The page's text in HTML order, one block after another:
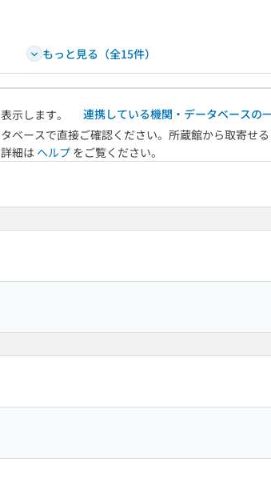
もっと見る（全15件）
示します。
連携している機関・データベースの
ベースで直接ご確認ください。所蔵館から取寄せ
細は ヘルプ をご覧ください。